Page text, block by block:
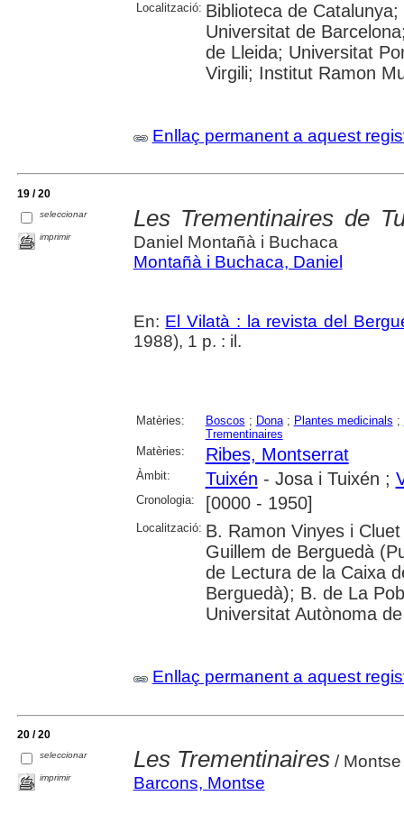
Localització: Biblioteca de
Universitat de
de Lleida; Universitat
Virgili; Institut Ramon
Enllaç permanent a aquest
19 / 20
seleccionar
imprimir
Les Trementinaires de
Daniel Montañà i Buchaca
Montañà i Buchaca, Daniel
En: El Vilatà : la revista del
1988), 1 p. : il.
Matèries: Boscos ; Dona; Plantes medicinals ;
Trementinaires
Matèries:
Ribes, Montserrat
Àmbit: Tuixén - Josa i Tuixén ;
Cronologia: [0000 - 1950]
Localització: B. Ramon Vinyes i
Guillem de Berguedà
de Lectura de la Caixa
Berguedà); B. de La
Universitat Autònoma
Enllaç permanent a aquest
20 / 20
seleccionar
imprimir
Les Trementinaires/ Montse
Barcons, Montse